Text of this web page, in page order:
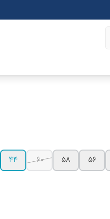
۵۶ ۵۸ ۶۰
44